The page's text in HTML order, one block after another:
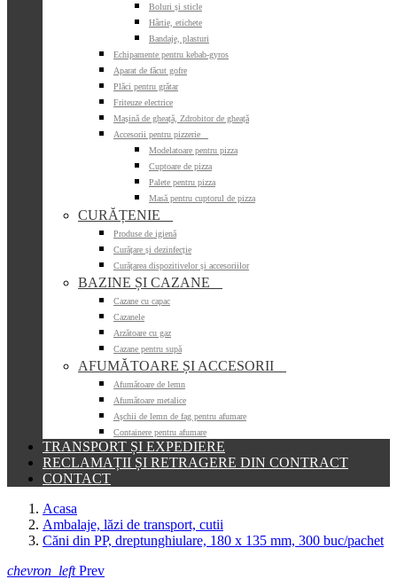
Boluri și sticle
Hârtie, etichete
Bandaje, plasturi
Echipamente pentru kebab-gyros
Aparat de făcut gofre
Plăci pentru grătar
Friteuze electrice
Mașină de gheață, Zdrobitor de gheață
Accesorii pentru pizzerie
Modelatoare pentru pizza
Cuptoare de pizza
Palete pentru pizza
Masă pentru cuptorul de pizza
CURĂȚENIE
Produse de igienă
Curățare și dezinfecție
Curățarea dispozitivelor și accesoriilor
BAZINE ȘI CAZANE
Cazane cu capac
Cazanele
Arzătoare cu gaz
Cazane pentru supă
AFUMĂTOARE ȘI ACCESORII
Afumătoare de lemn
Afumătoare metalice
Așchii de lemn de fag pentru afumare
Containere pentru afumare
TRANSPORT ȘI EXPEDIERE
RECLAMAȚII ȘI RETRAGERE DIN CONTRACT
CONTACT
Acasa
Ambalaje, lăzi de transport, cutii
Căni din PP, dreptunghiulare, 180 x 135 mm, 300 buc/pachet
chevron_leftPrev